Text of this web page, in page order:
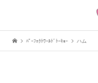
ﾊﾟｰﾌｪｸﾄﾜｰﾙﾄﾞﾄｰｷｮｰ ハム